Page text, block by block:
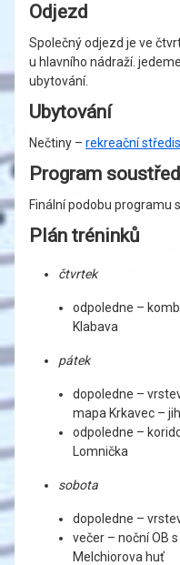
Odjezd
Společný odjezd je ve
u hlavního nádraží.
ubytování.
Ubytování
Nečtiny – rekreační
Program
Finální podobu programu
Plán tréninků
čtvrtek
odpoledne –
Klabava
pátek
dopoledne –
mapa Krkavec – jih
odpoledne –
Lomnička
sobota
dopoledne –
večer – noční OB
Melchiorova huť